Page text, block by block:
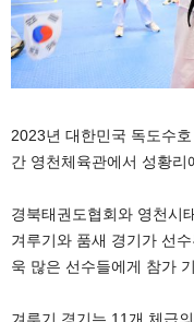
2023년 대한민국 독도수
간 영천체육관에서 성황리
경북태권도협회와 영천시
겨루기와 품새 경기가 선
욱 많은 선수들에게 참가